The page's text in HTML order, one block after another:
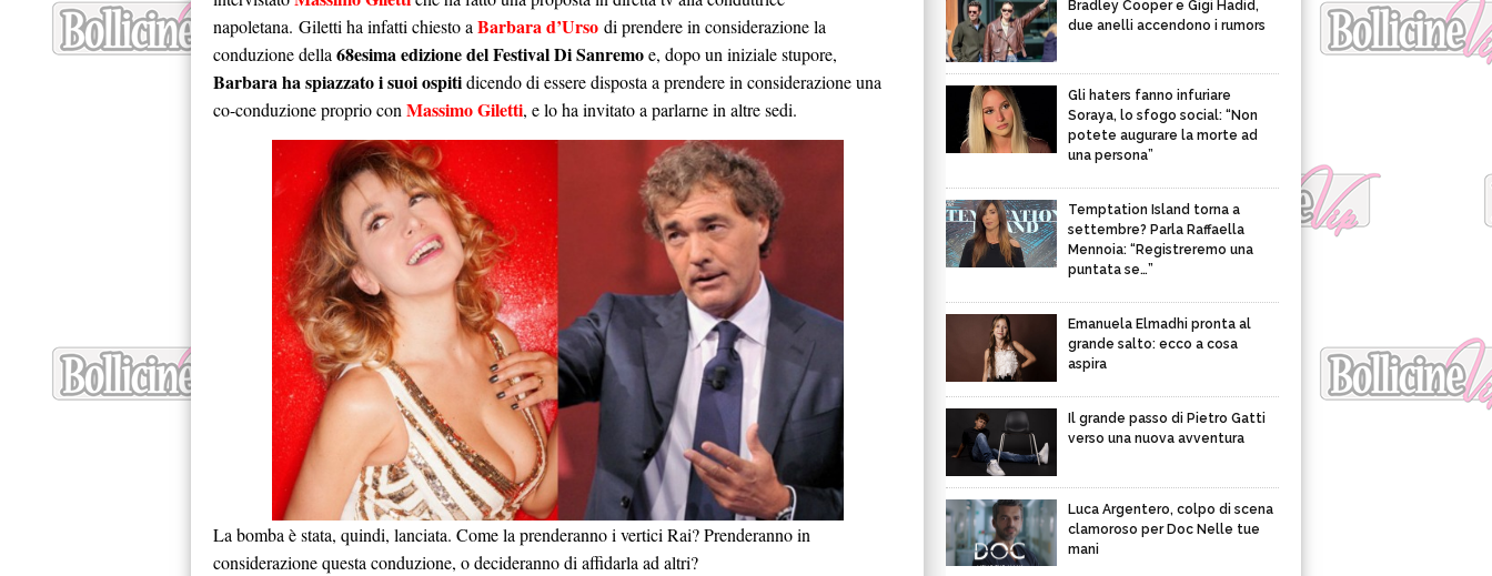
napoletana. Giletti ha infatti chiesto a Barbara d’Urso di prendere in considerazione la
conduzione della 68esima edizione del Festival Di Sanremoe, dopo un iniziale stupore,
Barbara ha spiazzato i suoi ospitidicendo di essere disposta a prendere in considerazione una
co-conduzione proprio con Massimo Giletti, e lo ha invitato a parlarne in altre sedi.
La bomba è stata, quindi, lanciata. Come la prenderanno i vertici Rai? Prenderanno in
considerazione questa conduzione, o decideranno di affidarla ad altri?
Bradley Cooper e Gigi Hadid,
due anelli accendono i rumors
Gli haters fanno infuriare
Soraya, lo sfogo social: “Non
potete augurare la morte ad
una persona”
Temptation Island torna a
settembre? Parla Raffaella
Mennoia: “Registreremo una
puntata se…”
Emanuela Elmadhi pronta al
grande salto: ecco a cosa
aspira
Il grande passo di Pietro Gatti
verso una nuova avventura
Luca Argentero, colpo di scena
clamoroso per Doc Nelle tue
mani